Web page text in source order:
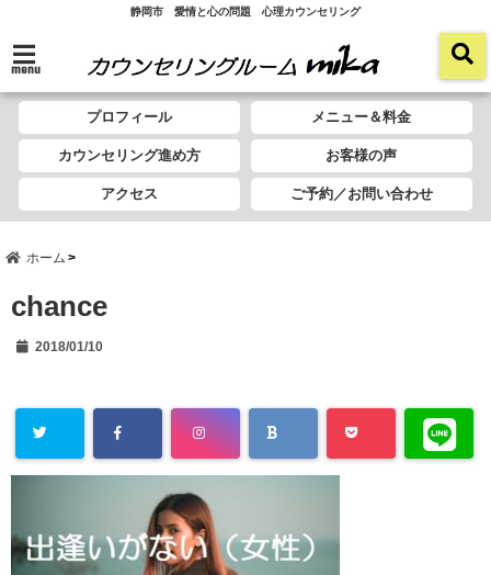
静岡市 愛情と心の問題 心理カウンセリング
menu
プロフィール メニュー＆料金
カウンセリング進め方 お客様の声
アクセス ご予約／お問い合わせ
ホーム
chance
2018/01/10